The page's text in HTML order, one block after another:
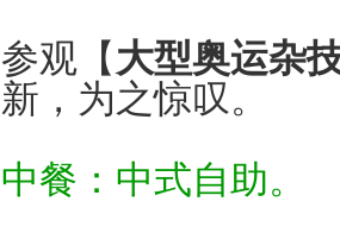
参观【大型奥运杂
新，为之惊叹。
中餐：中式自助。